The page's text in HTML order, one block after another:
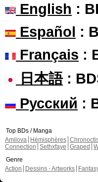
English :
Español :
Français :
日本語:
Русский :
Top BDs / Manga
Amilova
Hémisphères
Connection Sethxfaye Graped
Genre
Action
Dessins - Artworks